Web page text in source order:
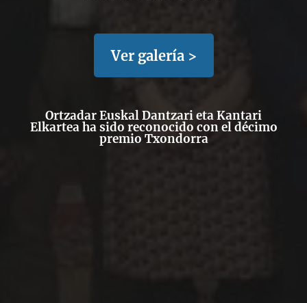
Ver galería >
Ortzadar Euskal Dantzari eta Kantari
Elkartea ha sido reconocido con el décimo
premio Txondorra